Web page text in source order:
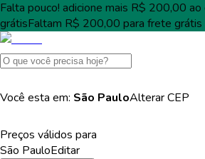
Falta pouco! adicione mais R$ 200,00 ao
grátisFaltam R$ 200,00 para frete grátis
Você esta em: São PauloAlterarCEP
Preços válidos para
São PauloEditar